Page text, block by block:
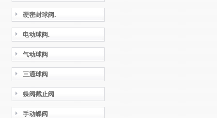
硬密封球阀.
电动球阀.
气动球阀
三通球阀
蝶阀截止阀
手动蝶阀